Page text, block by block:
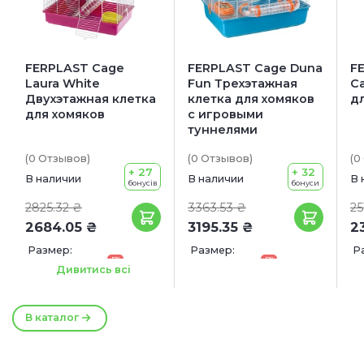
В каталог
FERPLAST Cage
Laura White
Двухэтажная клетка
для хомяков
(0 Отзывов)
В наличии
2825.32 ₴
2684.05 ₴
+ 27
бонусів
Размер:
-5%
46 x 29.5 x 37.5 см
Дивитись всі
FERPLAST Cage Duna
Fun Трехэтажная
клетка для хомяков
с игровыми
туннелями
(0 Отзывов)
В наличии
3363.53 ₴
3195.35 ₴
+ 32
бонуси
Размер:
-5%
(0
В